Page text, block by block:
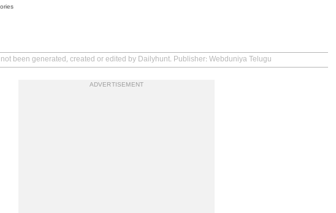
been generated, created or edited by Dailyhunt. Publisher: Webduniya Telugu
ADVERTISEMENT